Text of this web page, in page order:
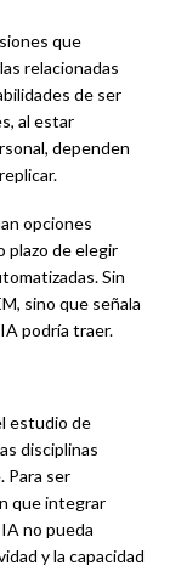
que
relacionadas
de ser
al estar
dependen
opciones
plazo de elegir
Sin
sino que señala
podría traer.
estudio de
disciplinas
Para ser
que integrar
no pueda
y la capacidad